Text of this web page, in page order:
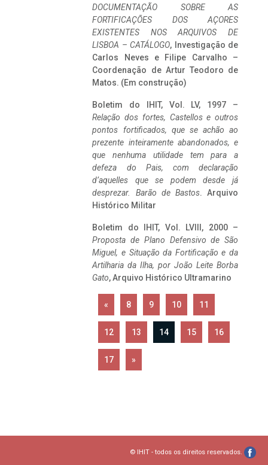
DOCUMENTAÇÃO SOBRE AS
FORTIFICAÇÕES DOS AÇORES
EXISTENTES NOS ARQUIVOS DE
LISBOA – CATÁLOGO, Investigação de
Carlos Neves e Filipe Carvalho –
Coordenação de Artur Teodoro de
Matos. (Em construção)
Boletim do IHIT, Vol. LV, 1997 –
Relação dos fortes, Castellos e outros
pontos fortificados, que se achão ao
prezente inteiramente abandonados, e
que nenhuma utilidade tem para a
defeza do Pais, com declaração
d’aquelles que se podem desde já
desprezar. Barão de Bastos. Arquivo
Histórico Militar
Boletim do IHIT, Vol. LVIII, 2000 –
Proposta de Plano Defensivo de São
Miguel, e Situação da Fortificação e da
Artilharia da Ilha, por João Leite Borba
Gato, Arquivo Histórico Ultramarino
« 8 9 10 11
12 13 14 15 16
17 »
© IHIT - todos os direitos reservados.